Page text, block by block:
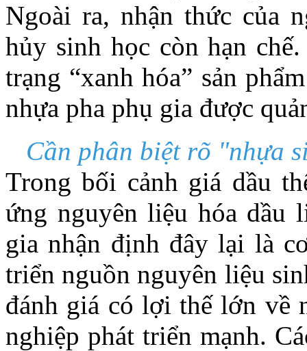
Ngoài ra, nhận thức của
hủy sinh học còn hạn
trạng “xanh hóa” sản
nhựa pha phụ gia được
Cần phân biệt rõ "nhựa
Trong bối cảnh giá dầu
ứng nguyên liệu hóa dầu
gia nhận định đây lại là
triển nguồn nguyên liệu
đánh giá có lợi thế lớn về
nghiệp phát triển mạnh.